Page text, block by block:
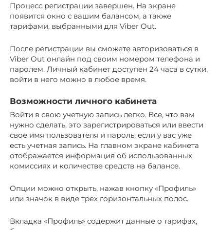
Процесс регистрации завершен. На экране
появится окно с вашим балансом, а также
тарифами, выбранными для Viber Out.
После регистрации вы сможете авторизоваться в
Viber Out онлайн под своим номером телефона и
паролем. Личный кабинет доступен 24 часа в сутки,
войти в него можно в любое время.
Возможности личного кабинета
Войти в свою учетную запись легко. Все, что вам
нужно сделать, это зарегистрироваться или ввести
свое имя пользователя и пароль, если у вас уже
есть учетная запись. На главном экране кабинета
отображается информация об использованных
комиссиях и количестве средств на балансе.
Опции можно открыть, нажав кнопку «Профиль»
или значок в виде трех горизонтальных полос.
Вкладка «Профиль» содержит данные о тарифах,